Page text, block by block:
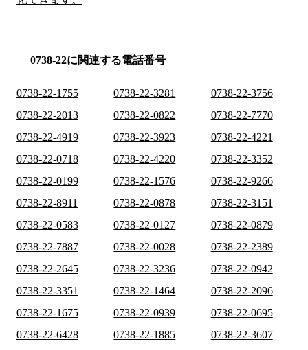
0738-22に関連する電話番号
0738-22-1755 0738-22-3281
0738-22-3756
0738-22-2013
0738-22-0822
0738-22-7770
0738-22-4919
0738-22-3923
0738-22-4221
0738-22-0718
0738-22-4220
0738-22-3352
0738-22-0199
0738-22-1576
0738-22-9266
0738-22-8911
0738-22-0878
0738-22-3151
0738-22-0583
0738-22-0127
0738-22-0879
0738-22-7887
0738-22-0028
0738-22-2389
0738-22-2645
0738-22-3236
0738-22-0942
0738-22-3351
0738-22-1464
0738-22-2096
0738-22-1675
0738-22-0939
0738-22-0695
0738-22-6428
0738-22-1885
0738-22-3607